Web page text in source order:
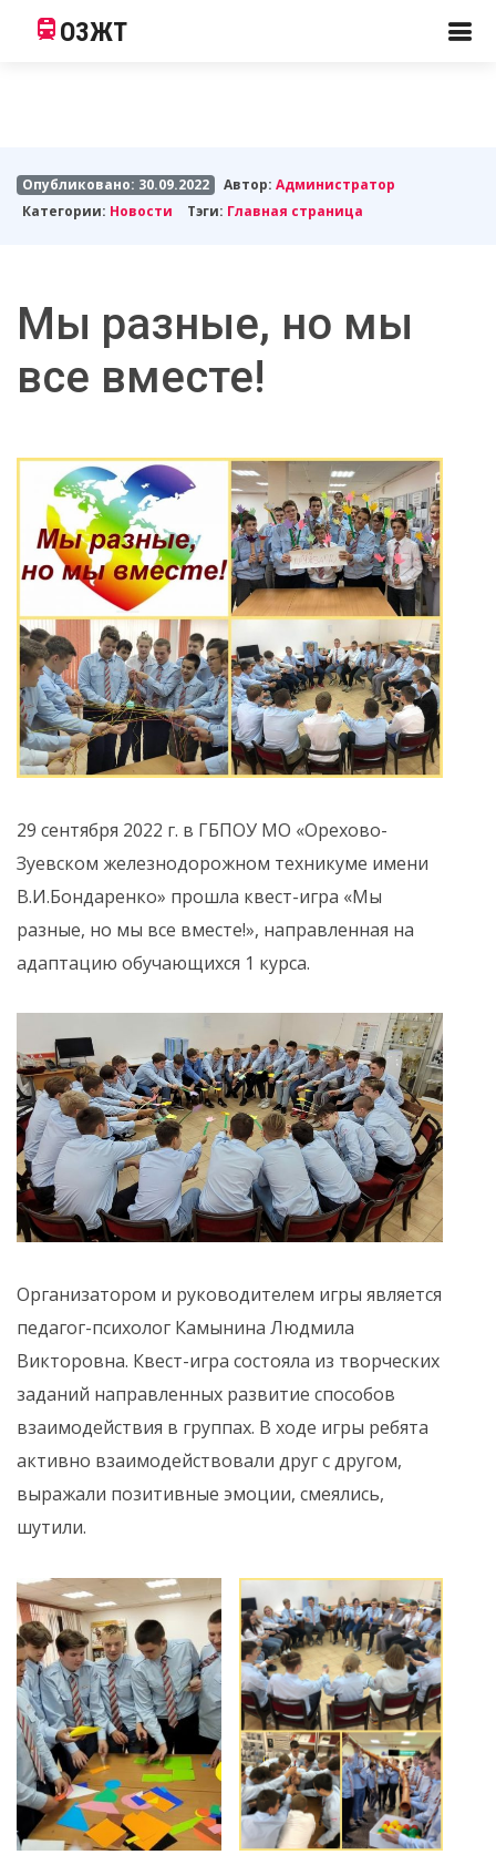
ОЗЖТ
Опубликовано: 30.09.2022 Автор:Администратор
Категории: Новости Тэги: Главная страница
Мы разные, но мы
все вместе!
29 сентября 2022 г. в ГБПОУ МО «Орехово-
Зуевском железнодорожном техникуме имени
В.И.Бондаренко» прошла квест-игра «Мы
разные, но мы все вместе!», направленная на
адаптацию обучающихся 1 курса.
Организатором и руководителем игры является
педагог-психолог Камынина Людмила
Викторовна. Квест-игра состояла из творческих
заданий направленных развитие способов
взаимодействия в группах. В ходе игры ребята
активно взаимодействовали друг с другом,
выражали позитивные эмоции, смеялись,
шутили.